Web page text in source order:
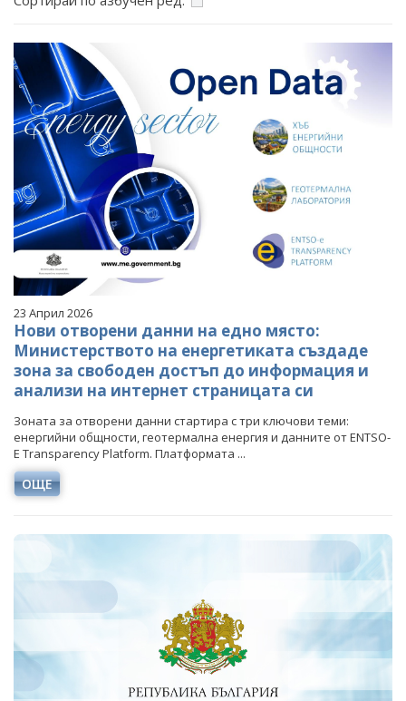
ФОТОГАЛЕРИЯ
ВИДЕОГАЛЕРИЯ
23 Април 2026
Нови отворени данни на едно място:
Министерството на енергетиката създаде
зона за свободен достъп до информация и
анализи на интернет страницата си
Зоната за отворени данни стартира с три ключови теми:
енергийни общности, геотермална енергия и данните от ENTSO-
E Transparency Platform. Платформата ...
ОЩЕ